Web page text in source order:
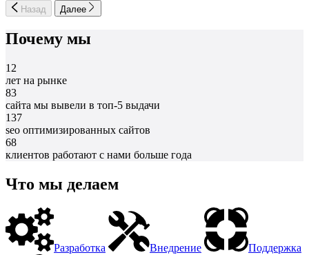
Назад Далее
Почему мы
12
лет на рынке
83
сайта мы вывели в топ-5 выдачи
137
seo оптимизированных сайтов
68
клиентов работают с нами больше года
Что мы делаем
Разработка Внедрение Поддержка